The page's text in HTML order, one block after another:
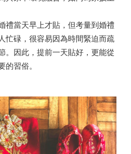
禮當天早上才貼，但考量到婚禮
忙碌，很容易因為時間緊迫而疏
。因此，提前一天貼好，更能從
的習俗。